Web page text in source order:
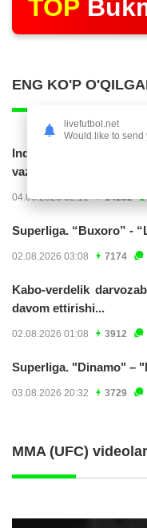
TOP
ENG KO'P
Indoneziya prezidenti
vazifa deb...
04.08.2026 02:11 14232
Superliga. “Buxoro” -
02.08.2026 03:08 7174
Kabo-verdelik
davom ettirishi...
02.08.2026 01:08 3912
Superliga. "Dinamo" –
03.08.2026 20:32 3729
MMA (UFC) videolar
livefutbol.net
Would like to send